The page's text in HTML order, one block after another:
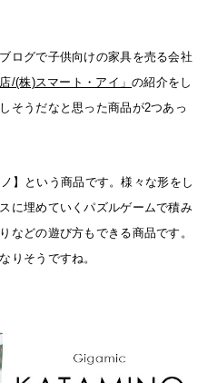
ログで子供向けの家具を売る会社
/(株)スマート・アイ」の紹介をし
そうだなと思った商品が2つあっ
】という商品です。様々な形をし
に埋めていくパズルゲームで積み
などの遊び方もできる商品です。
りそうですね。